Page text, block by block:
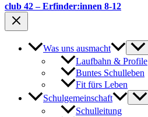
club 42 – Erfinder:innen 8-12
Was uns ausmacht
Laufbahn & Profile
Buntes Schulleben
Fit fürs Leben
Schulgemeinschaft
Schulleitung